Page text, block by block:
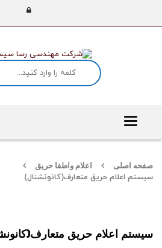
Toggle
صفحه اصلی اعلام واطفا حریق
سیستم اعلام حریق متعارف(کانونشنال)
سیستم اعلام حریق